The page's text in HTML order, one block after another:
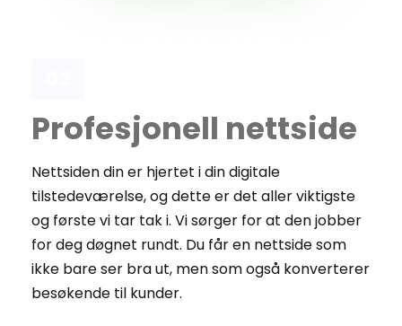
Profesjonell nettside
Nettsiden din er hjertet i din digitale
tilstedeværelse, og dette er det aller viktigste
og første vi tar tak i. Vi sørger for at den jobber
for deg døgnet rundt. Du får en nettside som
ikke bare ser bra ut, men som også konverterer
besøkende til kunder.